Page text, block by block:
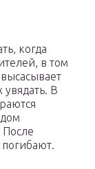
когда
в том
увядать. В